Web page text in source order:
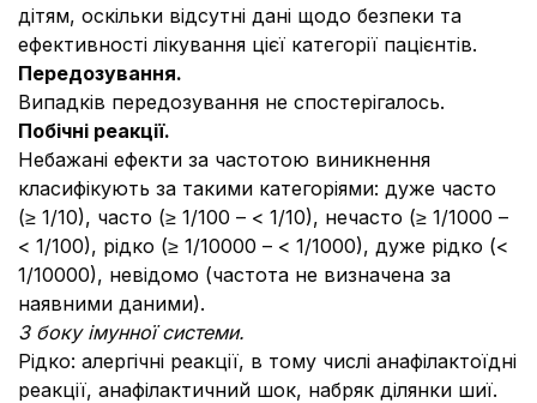
дітям, оскільки відсутні дані щодо безпеки та
ефективності лікування цієї категорії пацієнтів.
Передозування.
Випадків передозування не спостерігалось.
Побічні реакції.
Небажані ефекти за частотою виникнення
класифікують за такими категоріями: дуже часто
(≥ 1/10), часто (≥ 1/100 – < 1/10), нечасто (≥ 1/1000 –
< 1/100), рідко (≥ 1/10000 – < 1/1000), дуже рідко (<
1/10000), невідомо (частота не визначена за
наявними даними).
З боку імунної системи.
Рідко: алергічні реакції, в тому числі анафілактоїдні
реакції, анафілактичний шок, набряк ділянки шиї.